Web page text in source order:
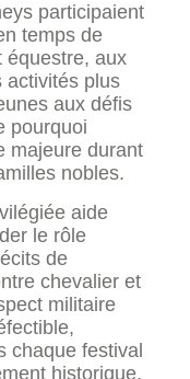
participaient
temps de
équestre, aux
activités plus
aux défis
pourquoi
majeure durant
nobles.
aide
le rôle
de
chevalier et
militaire
chaque festival
historique.